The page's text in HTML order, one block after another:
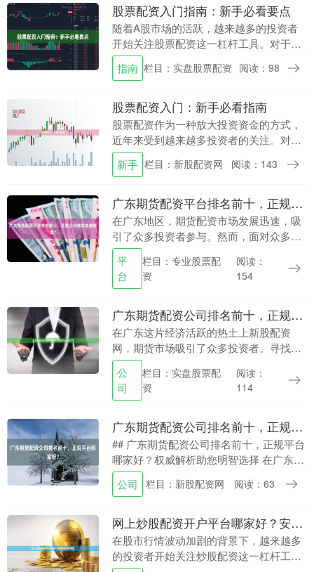
股票配资入门指南：新手必看要点
随着A股市场的活跃，越来越多的投资者
开始关注股票配资这一杠杆工具。对于刚
刚接触配资的新手来说，了解其基本概念
和操作要点至关重要。本文将为您系统梳
指南 栏目：实盘股票配资 阅读：98
股票配资入门：新手必看指南
股票配资作为一种放大投资资金的方式，
近年来受到越来越多投资者的关注。对于
刚接触这一领域的新手来说，了解配资的
基本概念、操作流程和风险控制至关重
新手 栏目：新股配资网 阅读：143
广东期货配资平台排名前十，正规公司哪家靠谱安全？
在广东地区，期货配资市场发展迅速，吸
引了众多投资者参与。然而，面对众多的
配资平台，如何选择一家正规、安全、靠
谱的公司成为投资者关注的焦点。本文将
为您梳理广东期货....
平
台
栏目：专业股票配
资
阅读：
154
广东期货配资公司排名前十，正规平台低息开户
在广东这片经济活跃的热土上新股配资
网，期货市场吸引了众多投资者。寻找一
家可靠、正规且费用合理的期货配资公
司，是许多交易者成功的第一步。本文将
为您梳理选择正规平台....
公
司
栏目：实盘股票配
资
阅读：
114
广东期货配资公司排名前十，正规平台哪家好？
## 广东期货配资公司排名前十，正规平台
哪家好？权威解析助您明智选择 在广东这
个经济活跃的金融前沿地带，期货配资市
场蓬勃发展，众多投资者希望通过杠杆效
公司 栏目：新股配资网 阅读：63
网上炒股配资开户平台哪家好？安全正规低息开户指南
在股市行情波动加剧的背景下，越来越多
的投资者开始关注炒股配资这一杠杆工